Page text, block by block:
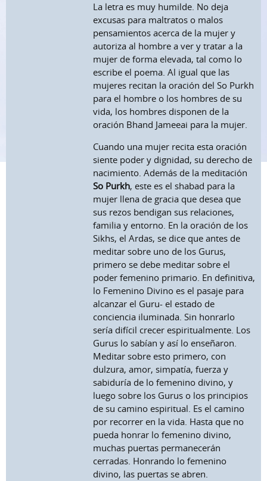
La letra es muy humilde. No deja
excusas para maltratos o malos
pensamientos acerca de la mujer y
autoriza al hombre a ver y tratar a la
mujer de forma elevada, tal como lo
escribe el poema. Al igual que las
mujeres recitan la oración del So Purkh
para el hombre o los hombres de su
vida, los hombres disponen de la
oración Bhand Jameeai para la mujer.
Cuando una mujer recita esta oración
siente poder y dignidad, su derecho de
nacimiento. Además de la meditación
So Purkh, este es el shabad para la
mujer llena de gracia que desea que
sus rezos bendigan sus relaciones,
familia y entorno. En la oración de los
Sikhs, el Ardas, se dice que antes de
meditar sobre uno de los Gurus,
primero se debe meditar sobre el
poder femenino primario. En definitiva,
lo Femenino Divino es el pasaje para
alcanzar el Guru- el estado de
conciencia iluminada. Sin honrarlo
sería difícil crecer espiritualmente. Los
Gurus lo sabían y así lo enseñaron.
Meditar sobre esto primero, con
dulzura, amor, simpatía, fuerza y
sabiduría de lo femenino divino, y
luego sobre los Gurus o los principios
de su camino espiritual. Es el camino
por recorrer en la vida. Hasta que no
pueda honrar lo femenino divino,
muchas puertas permanecerán
cerradas. Honrando lo femenino
divino, las puertas se abren.